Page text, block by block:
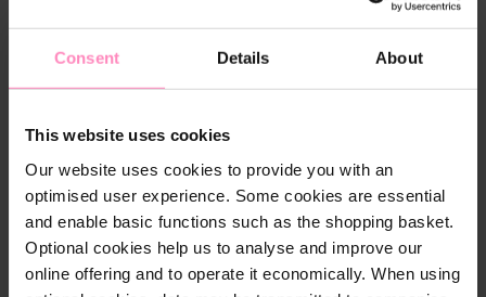
Consent Details About
This website uses cookies
Our website uses cookies to provide you with an
optimised user experience. Some cookies are essential
and enable basic functions such as the shopping basket.
Optional cookies help us to analyse and improve our
online offering and to operate it economically. When using
kopje. Met een snelle opwarmtijd van slechts 10
perfect koffiegenot. En dankzij het innovatieve
Quick Coupling-systeem is het bijzonder eenvoudig
of je inrichting verandert, de Stone espressomachine
past zich in een handomdraai aan zijn omgeving aan.
In combinatie met het beste BWT Magnesium
gemineraliseerd water staat niets een perfect
koffiegenot thuis in de weg.